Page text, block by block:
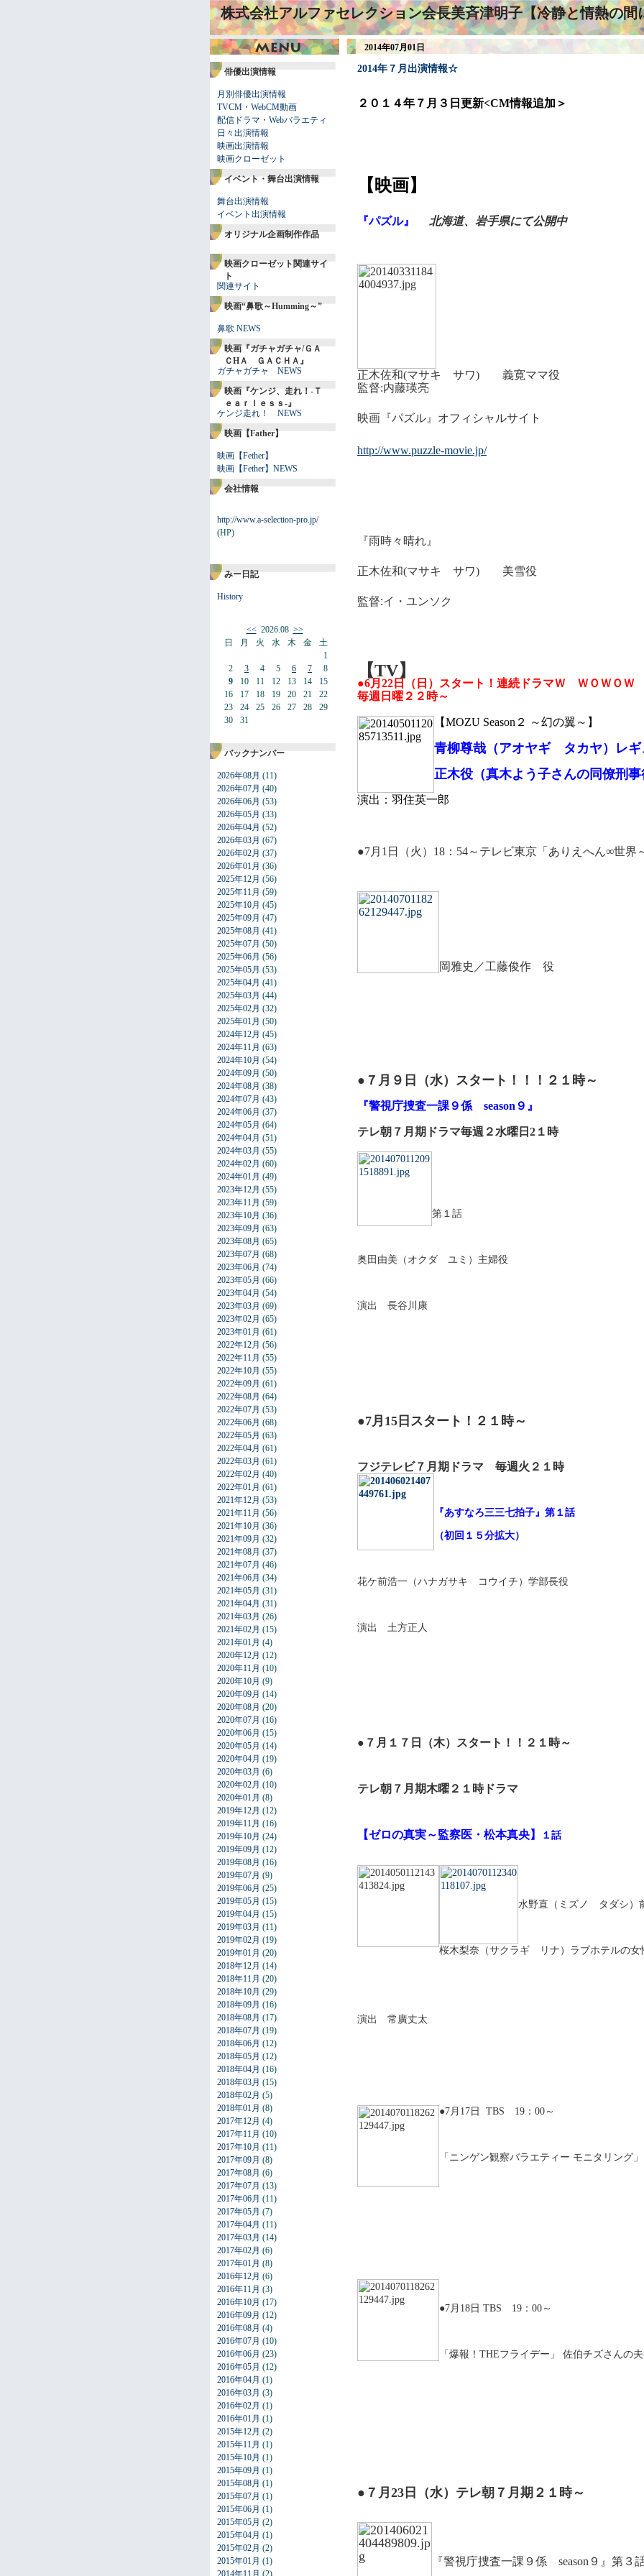
株式会社アルファセレクション会長美斉津明子【冷静と情熱の間
俳優出演情報
月別俳優出演情報
TVCM・WebCM動画
配信ドラマ・Webバラエティ
日々出演情報
映画出演情報
映画クローゼット
イベント・舞台出演情報
舞台出演情報
イベント出演情報
オリジナル企画制作作品
映画クローゼット関連サイ
ト
関連サイト
映画“鼻歌～Humming～”
鼻歌 NEWS
映画『ガチャガチャ/ＧＡ
ＣHＡ ＧＡＣＨＡ』
ガチャガチャ NEWS
映画『ケンジ、走れ！-Ｔ
ｅａｒｌｅｓｓ-』
ケンジ走れ！ NEWS
映画【Father】
映画【Fether】
映画【Fether】NEWS
会社情報
http://www.a-selection-pro.jp/
(HP)
みー日記
History
<<2026.08 >>
日
2
9
16
23
30
月
3
10
17
24
31
火
4
11
18
25
水
5
12
19
26
木
6
13
20
27
金
7
14
21
28
土
1
8
15
22
29
バックナンバー
2026年08月 (11)
2026年07月 (40)
2026年06月 (53)
2026年05月 (33)
2026年04月 (52)
2026年03月 (67)
2026年02月 (37)
2026年01月 (36)
2025年12月 (56)
2025年11月 (59)
2025年10月 (45)
2025年09月 (47)
2025年08月 (41)
2025年07月 (50)
2025年06月 (56)
2025年05月 (53)
2025年04月 (41)
2025年03月 (44)
2025年02月 (32)
2025年01月 (50)
2024年12月 (45)
2024年11月 (63)
2024年10月 (54)
2024年09月 (50)
2024年08月 (38)
2024年07月 (43)
2024年06月 (37)
2024年05月 (64)
2024年04月 (51)
2024年03月 (55)
2024年02月 (60)
2024年01月 (49)
2023年12月 (55)
2023年11月 (59)
2023年10月 (36)
2023年09月 (63)
2023年08月 (65)
2023年07月 (68)
2023年06月 (74)
2023年05月 (66)
2023年04月 (54)
2023年03月 (69)
2023年02月 (65)
2023年01月 (61)
2022年12月 (56)
2022年11月 (55)
2022年10月 (55)
2022年09月 (61)
2022年08月 (64)
2022年07月 (53)
2022年06月 (68)
2022年05月 (63)
2022年04月 (61)
2022年03月 (61)
2022年02月 (40)
2022年01月 (61)
2021年12月 (53)
2021年11月 (56)
2021年10月 (36)
2021年09月 (32)
2021年08月 (37)
2021年07月 (46)
2021年06月 (34)
2021年05月 (31)
2021年04月 (31)
2021年03月 (26)
2021年02月 (15)
2021年01月 (4)
2020年12月 (12)
2020年11月 (10)
2020年10月 (9)
2020年09月 (14)
2020年08月 (20)
2020年07月 (16)
2020年06月 (15)
2020年05月 (14)
2020年04月 (19)
2020年03月 (6)
2020年02月 (10)
2020年01月 (8)
2019年12月 (12)
2019年11月 (16)
2019年10月 (24)
2019年09月 (12)
2019年08月 (16)
2019年07月 (9)
2019年06月 (25)
2019年05月 (15)
2019年04月 (15)
2019年03月 (11)
2019年02月 (19)
2019年01月 (20)
2018年12月 (14)
2018年11月 (20)
2018年10月 (29)
2018年09月 (16)
2018年08月 (17)
2018年07月 (19)
2018年06月 (12)
2018年05月 (12)
2018年04月 (16)
2018年03月 (15)
2018年02月 (5)
2018年01月 (8)
2017年12月 (4)
2017年11月 (10)
2017年10月 (11)
2017年09月 (8)
2017年08月 (6)
2017年07月 (13)
2017年06月 (11)
2017年05月 (7)
2017年04月 (11)
2017年03月 (14)
2017年02月 (6)
2017年01月 (8)
2016年12月 (6)
2016年11月 (3)
2016年10月 (17)
2016年09月 (12)
2016年08月 (4)
2016年07月 (10)
2016年06月 (23)
2016年05月 (12)
2016年04月 (1)
2016年03月 (3)
2016年02月 (1)
2016年01月 (1)
2015年12月 (2)
2015年11月 (1)
2015年10月 (1)
2015年09月 (1)
2015年08月 (1)
2015年07月 (1)
2015年06月 (1)
2015年05月 (2)
2015年04月 (1)
2015年02月 (2)
2015年01月 (1)
2014年11月 (2)
2014年07月01日
2014年７月出演情報☆
２０１４年７月３日更新<CM情報追加＞
【映画】
『パズル』 北海道、岩手県にて公開中
正木佐和(マサキ サワ) 義寛ママ役
監督:内藤瑛亮
映画『パズル』オフィシャルサイト
http://www.puzzle-movie.jp/
『雨時々晴れ』
正木佐和(マサキ サワ) 美雪役
監督:イ・ユンソク
【TV】
●6月22 日（日）スタート！連続ドラマＷ ＷＯＷＯＷ
毎週日曜２２時～
【MOZU Season２ ～幻の翼～】
青柳尊哉（アオヤギ タカヤ）レ
正木役（真木よう子さんの同僚刑事
演出：羽住英一郎
●7月1日（火）18：54～テレビ東京「ありえへん∞世界
岡雅史／工藤俊作 役
●７月９日（水）スタート！！！２１時～
『警視庁捜査一課９係 season９』
テレ朝７月期ドラマ毎週２水曜日2１時
第１話
奥田由美（オクダ ユミ）主婦役
演出 長谷川康
●7月15日スタート！２１時～
フジテレビ７月期ドラマ 毎週火２１時
『あすなろ三三七拍子』第１話
（初回１５分拡大）
花ケ前浩一（ハナガサキ コウイチ）学部長役
演出 土方正人
●７月１７日（木）スタート！！２１時～
テレ朝７月期木曜２１時ドラマ
【ゼロの真実～監察医・松本真央】 １話
水野直（ミズノ タダシ）
桜木梨奈（サクラギ リナ）ラブホテルの女
演出 常廣丈太
●7月17日 TBS 19：00～
「ニンゲン観察バラエティー モニタリング
●7月18日 TBS 19：00～
「爆報！THEフライデー」 佐伯チズさんの
●７月23日（水）テレ朝７月期２１時～
『警視庁捜査一課９係 season９』第３